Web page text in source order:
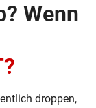
Wenn
droppen,